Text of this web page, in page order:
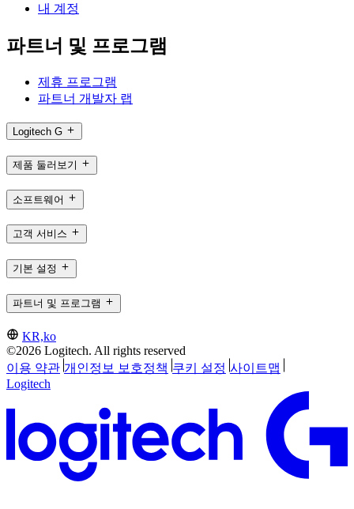
내 계정
파트너 및 프로그램
제휴 프로그램
파트너 개발자 랩
Logitech G
제품 둘러보기
소프트웨어
고객 서비스
기본 설정
파트너 및 프로그램
KR,ko
©2026 Logitech. All rights reserved
이용 약관 개인정보 보호정책 쿠키 설정 사이트맵
Logitech